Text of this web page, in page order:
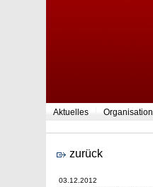
Aktuelles Organisation
zurück
03.12.2012